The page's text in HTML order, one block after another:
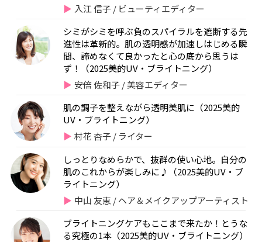
入江 信子 / ビューティエディター
シミがシミを呼ぶ負のスパイラルを遮断する先
進性は革新的。肌の透明感が加速しはじめる瞬
間、諦めなくて良かったと心の底から思うは
ず！（2025美的UV・ブライトニング）
安倍 佐和子 / 美容エディター
肌の調子を整えながら透明美肌に（2025美的
UV・ブライトニング）
村花 杏子 / ライター
しっとりなめらかで、抜群の使い心地。自分の
肌のこれからが楽しみに♪（2025美的UV・ブ
ライトニング）
中山 友恵 / ヘア＆メイクアップアーティスト
ブライトニングケアもここまで来たか！とうな
る究極の1本（2025美的UV・ブライトニング）